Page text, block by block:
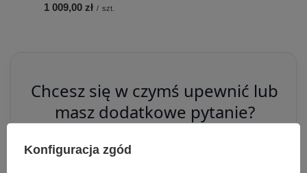
1 009,00 zł / szt.
Chcesz się w czymś upewnić lub
masz dodatkowe pytanie?
Skorzystaj z naszej pomocy!
Konfiguracja zgód